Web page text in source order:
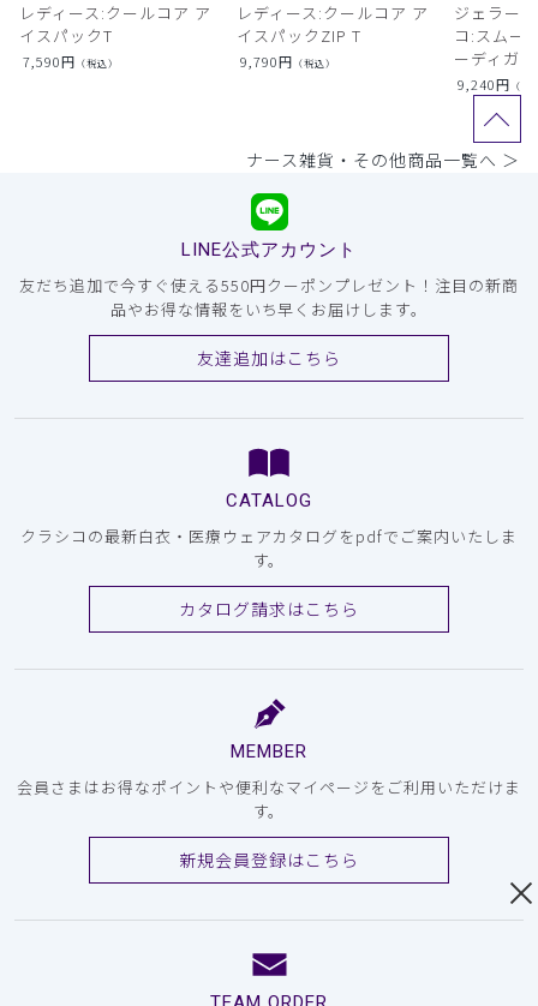
レディース:クールコア ア
イスパックT
7,590円 （税込）
レディース:クールコア ア
イスパックZIP T
9,790円 （税込）
ジェラー
コ:スムー
ーディガン
9,240円 （税
ナース雑貨・その他商品一覧へ ＞
LINE公式アカウント
友だち追加で今すぐ使える550円クーポンプレゼント！注目の新商
品やお得な情報をいち早くお届けします。
友達追加はこちら
CATALOG
クラシコの最新白衣・医療ウェアカタログをpdfでご案内いたしま
す。
カタログ請求はこちら
MEMBER
会員さまはお得なポイントや便利なマイページをご利用いただけま
す。
新規会員登録はこちら